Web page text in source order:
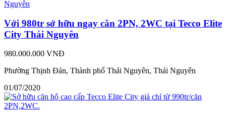
Với 980tr sở hữu ngay căn 2PN, 2WC tại Tecco Elite
City Thái Nguyên
980.000.000 VNĐ
Phường Thịnh Đán, Thành phố Thái Nguyên, Thái Nguyên
01/07/2020